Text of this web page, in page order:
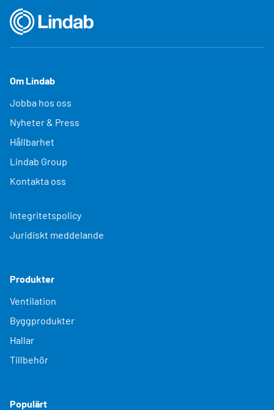
Om Lindab
Jobba hos oss
Nyheter & Press
Hållbarhet
Lindab Group
Kontakta oss
Integritetspolicy
Juridiskt meddelande
Produkter
Ventilation
Byggprodukter
Hallar
Tillbehör
Populärt